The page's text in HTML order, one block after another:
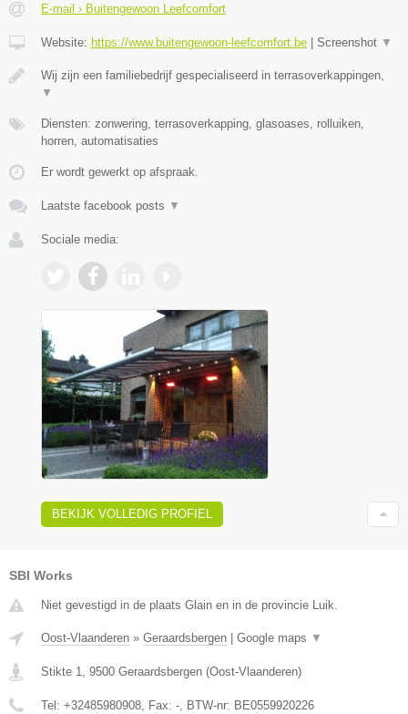
E-mail › Buitengewoon Leefcomfort
Website: https://www.buitengewoon-leefcomfort.be | Screenshot ▼
Wij zijn een familiebedrijf gespecialiseerd in terrasoverkappingen,
▼
Diensten: zonwering, terrasoverkapping, glasoases, rolluiken,
horren, automatisaties
Er wordt gewerkt op afspraak.
Laatste facebook posts ▼
Sociale media:
BEKIJK VOLLEDIG PROFIEL
SBI Works
Niet gevestigd in de plaats Glain en in de provincie Luik.
Oost-Vlaanderen » Geraardsbergen Google maps ▼
Stikte 1, 9500 Geraardsbergen (Oost-Vlaanderen)
Tel: +32485980908, Fax: -, BTW-nr: BE0559920226